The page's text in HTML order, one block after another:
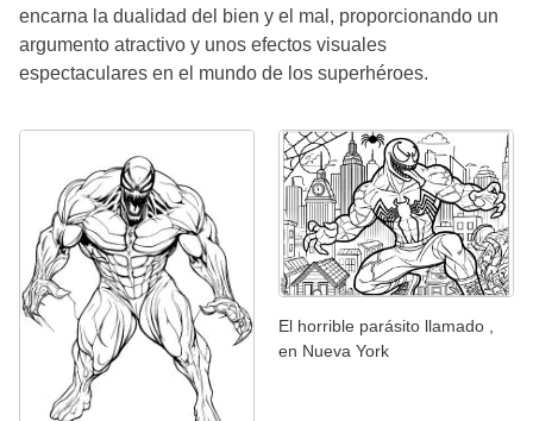
encarna la dualidad del bien y el mal, proporcionando un
argumento atractivo y unos efectos visuales
espectaculares en el mundo de los superhéroes.
El horrible parásito llamado ,
en Nueva York